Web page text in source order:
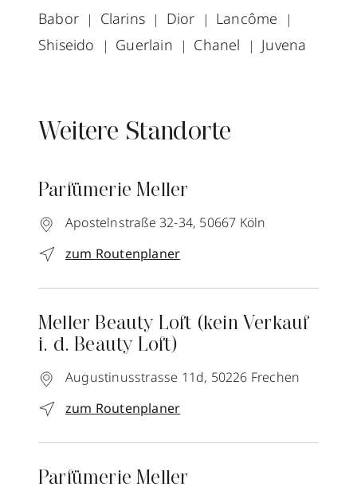
Babor Clarins Dior
Lancôme
Shiseido
Guerlain Chanel Juvena
Weitere Standorte
Parfümerie Meller
Apostelnstraße 32-34, 50667 Köln
zum Routenplaner
Meller Beauty Loft (kein Verkauf
i. d. Beauty Loft)
Augustinusstrasse 11d, 50226 Frechen
zum Routenplaner
Parfümerie Meller